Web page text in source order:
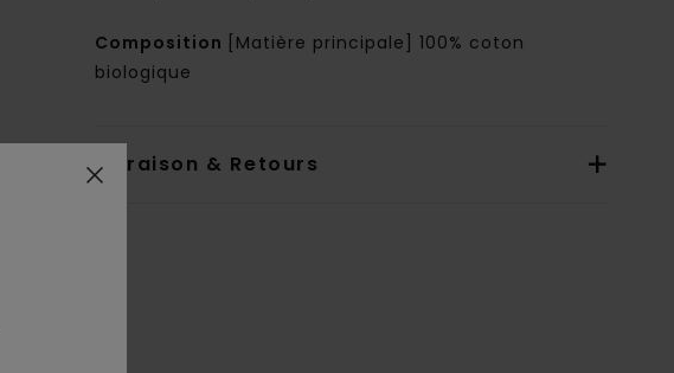
Composition
[Matière principale] 100% coton
biologique
Livraison & Retours